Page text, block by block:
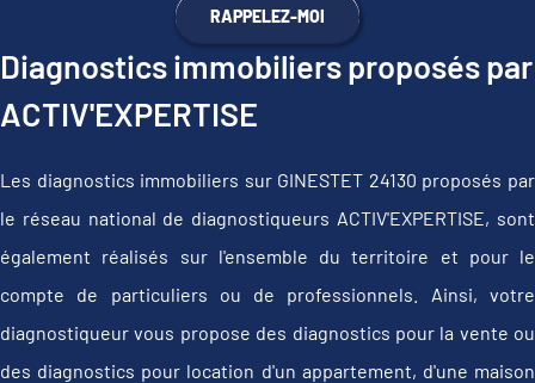
RAPPELEZ-MOI
Diagnostics immobiliers proposés par
ACTIV'EXPERTISE
Les diagnostics immobiliers sur GINESTET 24130 proposés par
le réseau national de diagnostiqueurs ACTIV'EXPERTISE, sont
également réalisés sur l'ensemble du territoire et pour le
compte de particuliers ou de professionnels. Ainsi, votre
diagnostiqueur vous propose des diagnostics pour la vente ou
des diagnostics pour location d'un appartement, d'une maison